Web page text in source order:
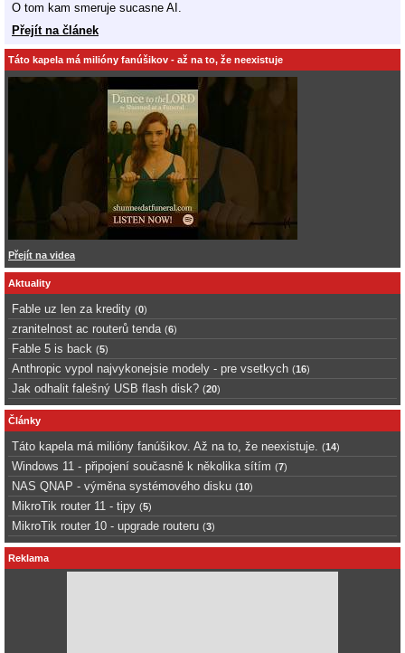
O tom kam smeruje sucasne AI.
Přejít na článek
Táto kapela má milióny fanúšikov - až na to, že neexistuje
Přejít na videa
Aktuality
Fable uz len za kredity (0)
zranitelnost ac routerů tenda (6)
Fable 5 is back (5)
Anthropic vypol najvykonejsie modely - pre vsetkych (16)
Jak odhalit falešný USB flash disk? (20)
Články
Táto kapela má milióny fanúšikov. Až na to, že neexistuje. (14)
Windows 11 - připojení současně k několika sítím (7)
NAS QNAP - výměna systémového disku (10)
MikroTik router 11 - tipy (5)
MikroTik router 10 - upgrade routeru (3)
Reklama